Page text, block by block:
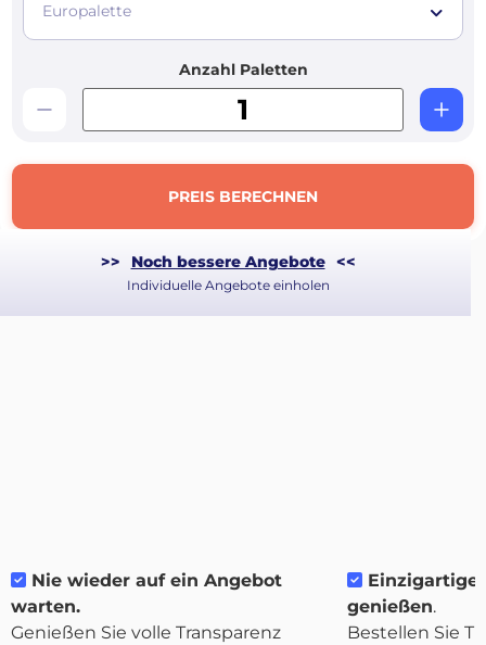
Quicargo
Europalette
Anzahl Paletten
PREIS BERECHNEN
>> Noch bessere Angebote <<
Individuelle Angebote einholen
Nie wieder auf ein Angebot
warten.
Genießen Sie volle Transparenz
genießen.
Bestellen Sie